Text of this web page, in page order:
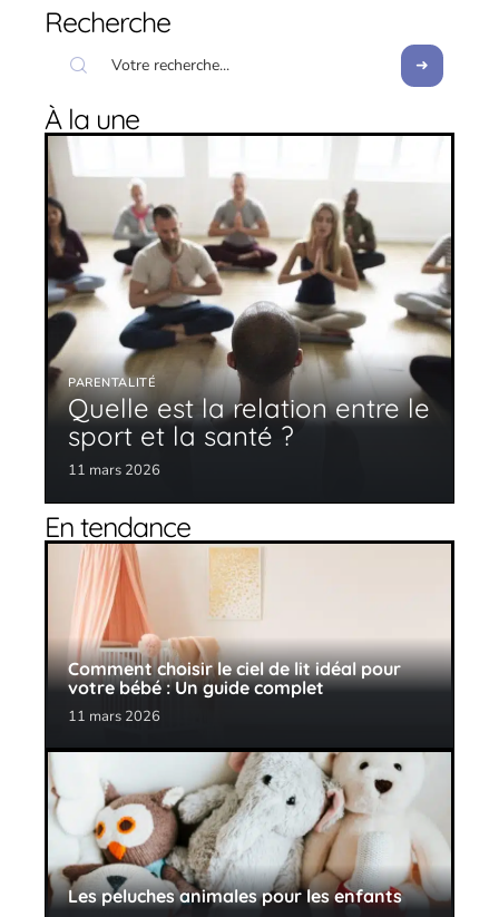
Recherche
À la une
PARENTALITÉ
Quelle est la relation entre le
sport et la santé ?
11 mars 2026
En tendance
Comment choisir le ciel de lit idéal pour
votre bébé : Un guide complet
11 mars 2026
Les peluches animales pour les enfants